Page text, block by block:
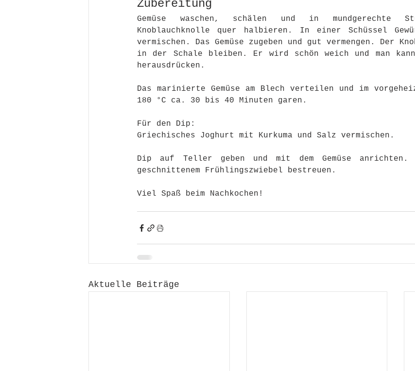
Zubereitung
Gemüse waschen, schälen und in mundgerechte
Knoblauchknolle quer halbieren. In einer Schüssel
vermischen. Das Gemüse zugeben und gut vermengen. Der
in der Schale bleiben. Er wird schön weich und man
herausdrücken.
Das marinierte Gemüse am Blech verteilen und im
180 °C ca. 30 bis 40 Minuten garen.
Für den Dip:
Griechisches Joghurt mit Kurkuma und Salz vermischen.
Dip auf Teller geben und mit dem Gemüse
geschnittenem Frühlingszwiebel bestreuen.
Viel Spaß beim Nachkochen!
Aktuelle Beiträge